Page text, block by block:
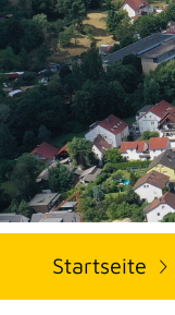
Startseite